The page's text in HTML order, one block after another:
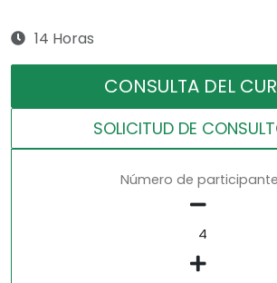
14 Horas
CONSULTA DEL
SOLICITUD DE
Número de